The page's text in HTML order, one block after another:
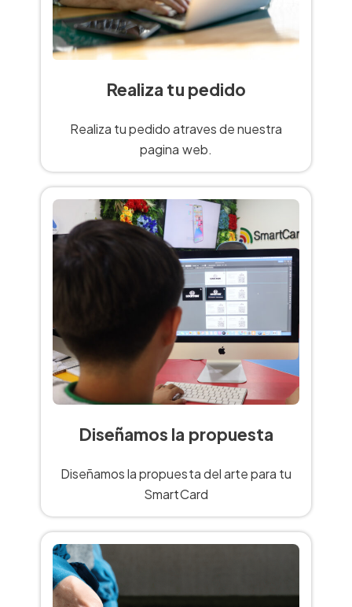
Realiza tu pedido
Realiza tu pedido atraves de nuestra
pagina web.
Diseñamos la propuesta
Diseñamos la propuesta del arte para tu
SmartCard